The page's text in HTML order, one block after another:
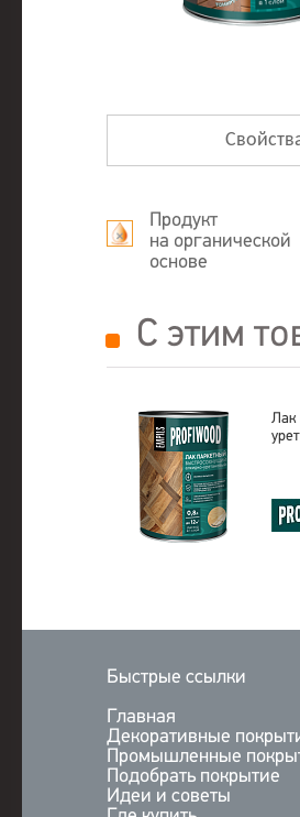
Продукт
на органической
основе
С этим
Лак
Быстрые ссылки
Главная
Декоративные
Промышленные
Подобрать покрытие
Идеи и советы